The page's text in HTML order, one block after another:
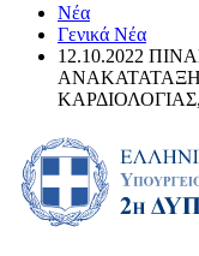
Νέα
Γενικά Νέα
12.10.2022